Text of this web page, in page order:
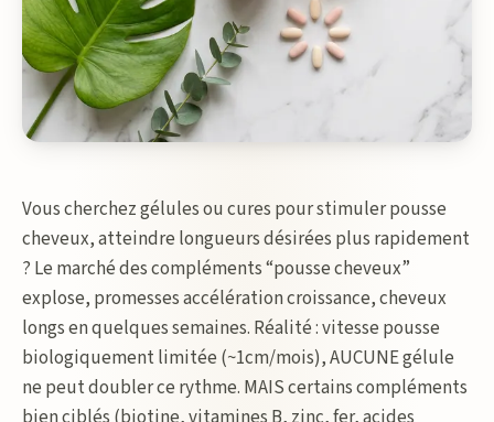
Vous cherchez gélules ou cures pour stimuler pousse
cheveux, atteindre longueurs désirées plus rapidement
? Le marché des compléments “pousse cheveux”
explose, promesses accélération croissance, cheveux
longs en quelques semaines. Réalité : vitesse pousse
biologiquement limitée (~1cm/mois), AUCUNE gélule
ne peut doubler ce rythme. MAIS certains compléments